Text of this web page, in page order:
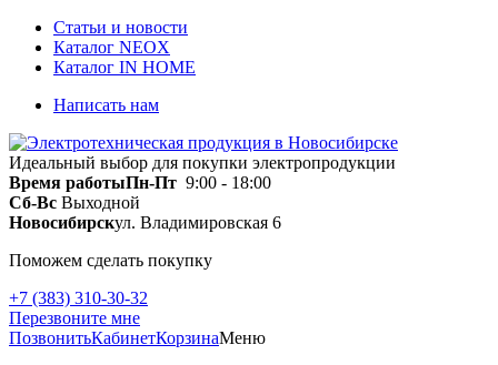
Статьи и новости
Каталог NEOX
Каталог IN HOME
Написать нам
Идеальный выбор для покупки электропродукции
Время работыПн-Пт 9:00 - 18:00
Сб-Вс Выходной
Новосибирскул. Владимировская 6
Поможем сделать покупку
+7 (383) 310-30-32
Перезвоните мне
ПозвонитьКабинетКорзинаМеню